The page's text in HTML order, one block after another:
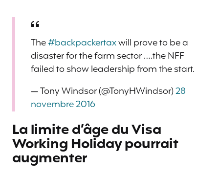
The#backpackertaxwill prove to be a
disaster for the farm sector ….the NFF
failed to show leadership from the start.
— Tony Windsor (@TonyHWindsor)28
novembre 2016
La limite d’âge du Visa
Working Holiday pourrait
augmenter